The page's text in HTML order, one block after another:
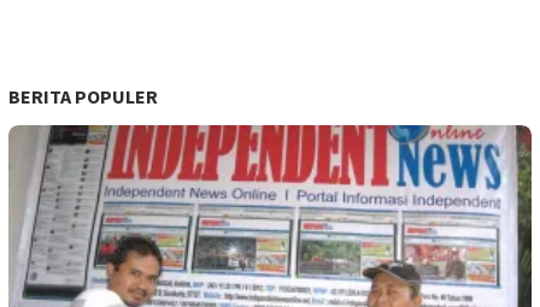
BERITA POPULER